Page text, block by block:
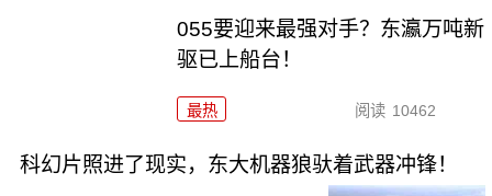
055要迎来最强对手？东瀛万吨新
驱已上船台！
最热 阅读 10462
科幻片照进了现实，东大机器狼驮着武器冲锋！